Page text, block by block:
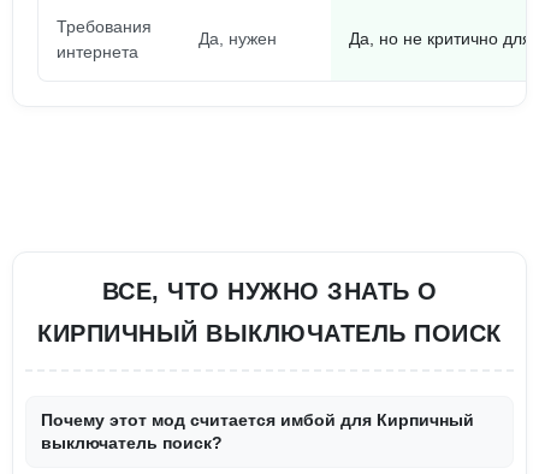
Требования
интернета
Да, нужен Да, но не критично для
ВСЕ, ЧТО НУЖНО ЗНАТЬ О
КИРПИЧНЫЙ ВЫКЛЮЧАТЕЛЬ ПОИСК
Почему этот мод считается имбой для Кирпичный
выключатель поиск?